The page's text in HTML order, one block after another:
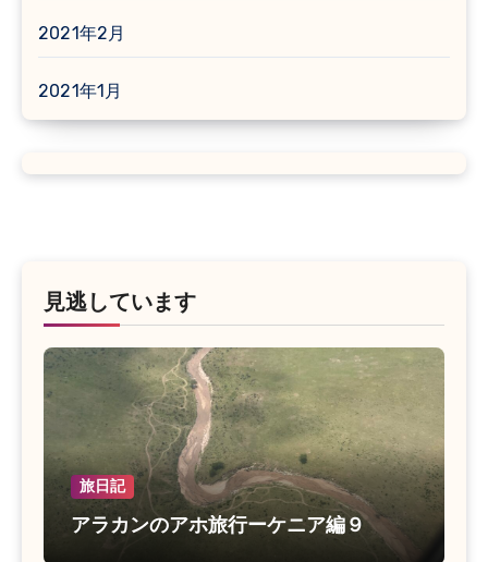
2021年2月
2021年1月
見逃しています
旅日記
アラカンのアホ旅行ーケニア編９